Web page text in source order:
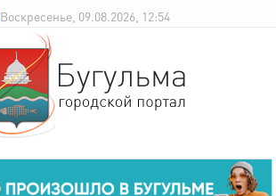
Воскресенье, 09.08.2026, 12:54